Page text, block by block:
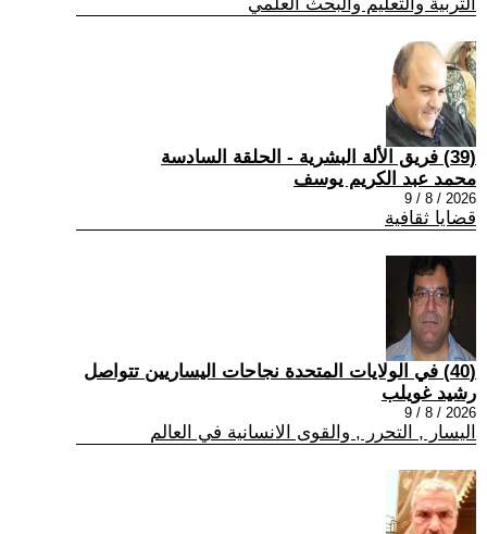
(39) فريق الألة البشرية - الحلقة السادسة
محمد عبد الكريم يوسف
2026 / 8 / 9
قضايا ثقافية
(40) في الولايات المتحدة نجاحات اليساريين تتواصل
رشيد غويلب
2026 / 8 / 9
اليسار , التحرر , والقوى الانسانية في العالم